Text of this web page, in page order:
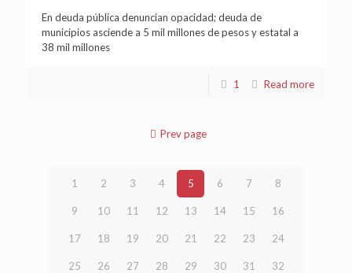
En deuda pública denuncian opacidad; deuda de
municipios asciende a 5 mil millones de pesos y estatal a
38 mil millones
1 Read more
Prev page
1 2 3 4 5 6 7 8
9 10 11 12 13 14 15 16
17 18 19 20 21 22 23 24
25 26 27 28 29 30 31 32